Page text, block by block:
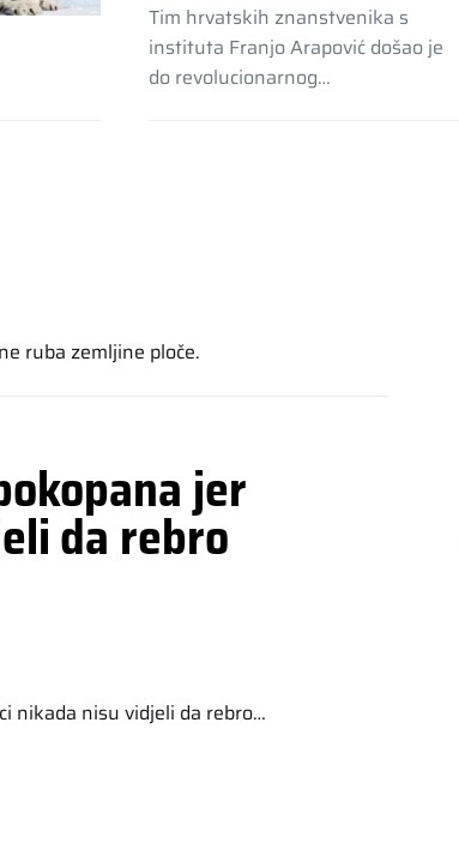
Tim hrvatskih znanstvenika s
instituta Franjo Arapović došao je
do revolucionarnog…
ruba zemljine ploče.
jer
da rebro
nikada nisu vidjeli da rebro…